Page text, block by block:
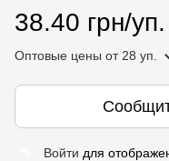
38.40 грн/уп.
Оптовые цены от 28 уп.
Войти для